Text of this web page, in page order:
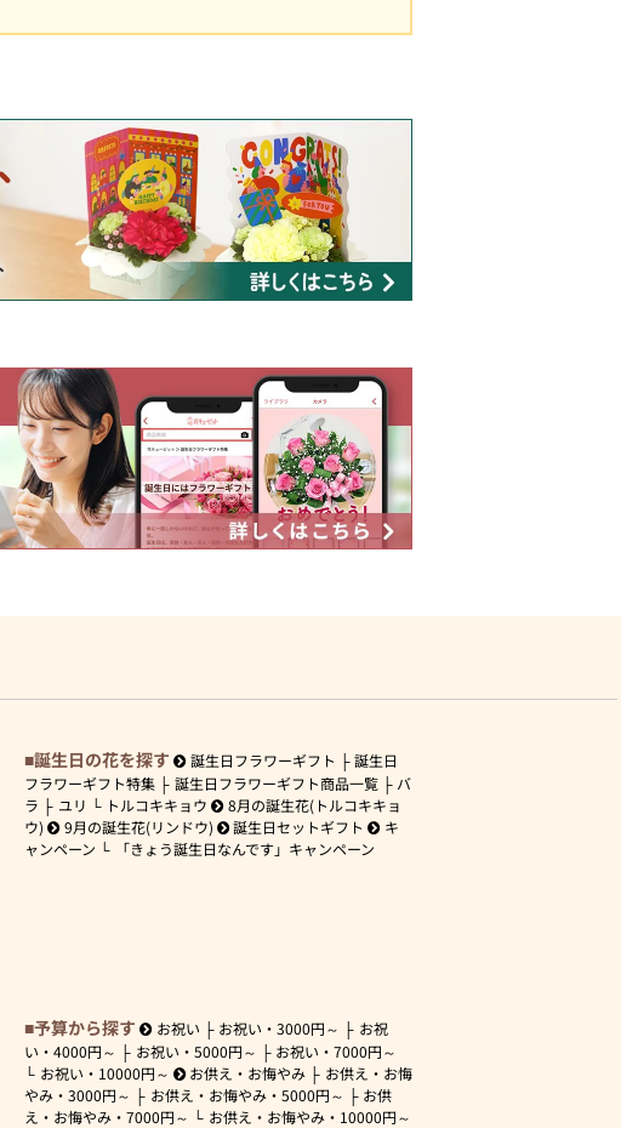
誕生日の花を探す 誕生日フラワーギフト
誕生日
フラワーギフト特集
誕生日フラワーギフト商品一覧
バ
ラ
ユリ トルコキキョウ
8月の誕生花(トルコキキョ
ウ)
9月の誕生花(リンドウ) 誕生日セットギフト
キ
ャンペーン
「きょう誕生日なんです」キャンペーン
予算から探す お祝い お祝い・3000円～
お祝
い・ 4000円～ お祝い・ 5000円～ お祝い・7000円～
お祝い・ 10000円～ お供え・お悔やみ
お供え・お悔
やみ・ 3000円～ お供え・お悔やみ・ 5000円～
お供
え・お悔やみ・ 7000円～ お供え・お悔やみ・ 10000円～